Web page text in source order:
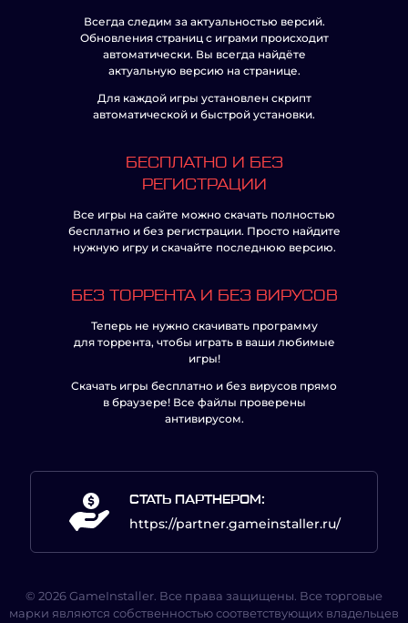
Всегда следим за актуальностью версий.
Обновления страниц с играми происходит
автоматически. Вы всегда найдёте
актуальную версию на странице.
Для каждой игры установлен скрипт
автоматической и быстрой установки.
БЕСПЛАТНО И БЕЗ
РЕГИСТРАЦИИ
Все игры на сайте можно скачать полностью
бесплатно и без регистрации. Просто найдите
нужную игру и скачайте последнюю версию.
БЕЗ ТОРРЕНТА И БЕЗ ВИРУСОВ
Теперь не нужно скачивать программу
для торрента, чтобы играть в ваши любимые
игры!
Скачать игры бесплатно и без вирусов прямо
в браузере! Все файлы проверены
антивирусом.
СТАТЬ ПАРТНЕРОМ:
https://partner.gameinstaller.ru/
© 2026 GameInstaller. Все права защищены. Все торговые
марки являются собственностью соответствующих владельцев